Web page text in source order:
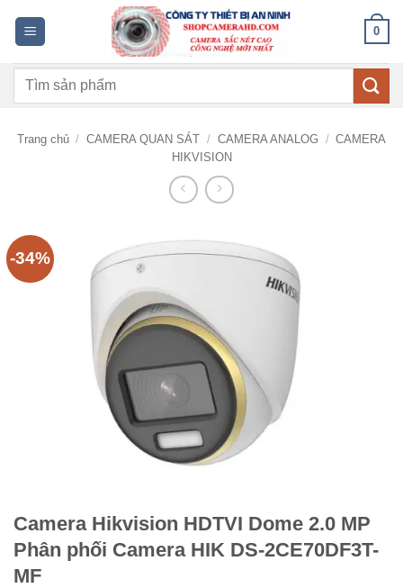
dung
0
Tìm
Trang chủ / CAMERA QUAN SÁT / CAMERA ANALOG / CAMERA
HIKVISION
-34%
Camera Hikvision HDTVI Dome 2.0 MP
Phân phối Camera HIK DS-2CE70DF3T-
MF